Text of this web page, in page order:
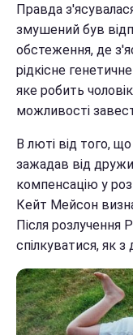
Правда
змушений був
обстеження, де
рідкісне
яке робить
можливості
В люті від того,
зажадав від
компенсацію у
Кейт Мейсон
Після розлучення
спілкуватися, як